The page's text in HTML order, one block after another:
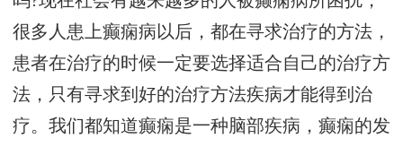
很多人患上癫痫病以后，都在寻求治疗的方法，
患者在治疗的时候一定要选择适合自己的治疗方
法，只有寻求到好的治疗方法疾病才能得到治
疗。我们都知道癫痫是一种脑部疾病，癫痫的发